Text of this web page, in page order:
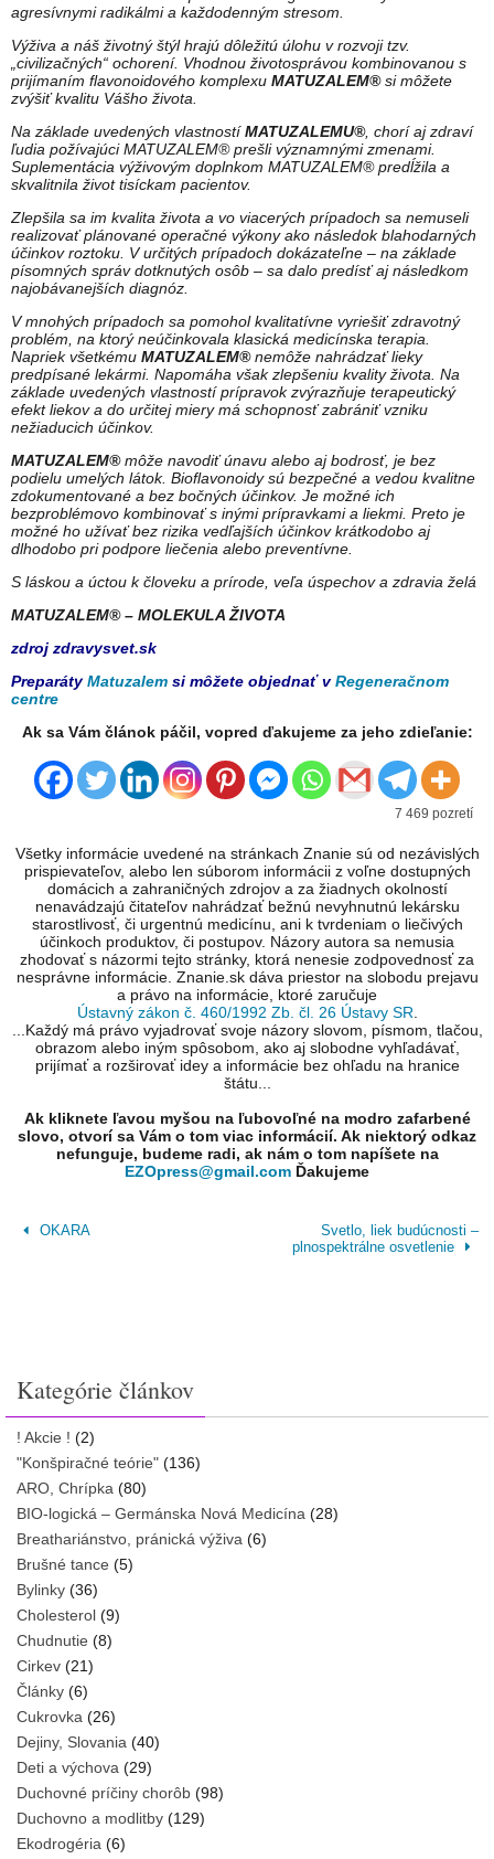
agresívnymi radikálmi a každodenným stresom.
Výživa a náš životný štýl hrajú dôležitú úlohu v rozvoji tzv.
„civilizačných“ ochorení. Vhodnou životosprávou kombinovanou s
prijímaním flavonoidového komplexu MATUZALEM®si môžete
zvýšiť kvalitu Vášho života.
Na základe uvedených vlastnostíMATUZALEMU®, chorí aj zdraví
ľudia požívajúci MATUZALEM® prešli významnými zmenami.
Suplementácia výživovým doplnkom MATUZALEM® predĺžila a
skvalitnila život tisíckam pacientov.
Zlepšila sa im kvalita života a vo viacerých prípadoch sa nemuseli
realizovať plánované operačné výkony ako následok blahodarných
účinkov roztoku. V určitých prípadoch dokázateľne – na základe
písomných správ dotknutých osôb – sa dalo predísť aj následkom
najobávanejších diagnóz.
V mnohých prípadoch sa pomohol kvalitatívne vyriešiť zdravotný
problém, na ktorý neúčinkovala klasická medicínska terapia.
Napriek všetkému MATUZALEM®nemôže nahrádzať lieky
predpísané lekármi. Napomáha však zlepšeniu kvality života. Na
základe uvedených vlastností prípravok zvýrazňuje terapeutický
efekt liekov a do určitej miery má schopnosť zabrániť vzniku
nežiaducich účinkov.
MATUZALEM®môže navodiť únavu alebo aj bodrosť, je bez
podielu umelých látok. Bioflavonoidy sú bezpečné a vedou kvalitne
zdokumentované a bez bočných účinkov. Je možné ich
bezproblémovo kombinovať s inými prípravkami a liekmi. Preto je
možné ho užívať bez rizika vedľajších účinkov krátkodobo aj
dlhodobo pri podpore liečenia alebo preventívne.
S láskou a úctou k človeku a prírode, veľa úspechov a zdravia želá
MATUZALEM® – MOLEKULA ŽIVOTA
zdroj zdravysvet.sk
PreparátyMatuzalem si môžete objednať vRegeneračnom
centre
Ak sa Vám článok páčil, vopred ďakujeme za jeho zdieľanie:
7 469 pozretí
Všetky informácie uvedené na stránkach Znanie sú od nezávislých
prispievateľov, alebo len súborom informácii z voľne dostupných
domácich a zahraničných zdrojov a za žiadnych okolností
nenavádzajú čitateľov nahrádzať bežnú nevyhnutnú lekársku
starostlivosť, či urgentnú medicínu, ani k tvrdeniam o liečivých
účinkoch produktov, či postupov. Názory autora sa nemusia
zhodovať s názormi tejto stránky, ktorá nenesie zodpovednosť za
nesprávne informácie. Znanie.sk dáva priestor na slobodu prejavu
a právo na informácie, ktoré zaručuje
Ústavný zákon č. 460/1992 Zb. čl. 26 Ústavy SR
...Každý má právo vyjadrovať svoje názory slovom, písmom, tlačou,
obrazom alebo iným spôsobom, ako aj slobodne vyhľadávať,
prijímať a rozširovať idey a informácie bez ohľadu na hranice
štátu...
Ak kliknete ľavou myšou na ľubovoľné na modro zafarbené
slovo, otvorí sa Vám o tom viac informácií. Ak niektorý odkaz
nefunguje, budeme radi, ak nám o tom napíšete na
EZOpress@gmail.com Ďakujeme
OKARA
Svetlo, liek budúcnosti –
plnospektrálne osvetlenie
Kategórie článkov
! Akcie ! (2)
"Konšpiračné teórie" (136)
ARO, Chrípka (80)
BIO-logická – Germánska Nová Medicína (28)
Breathariánstvo, pránická výživa (6)
Brušné tance (5)
Bylinky (36)
Cholesterol (9)
Chudnutie (8)
Cirkev (21)
Články (6)
Cukrovka (26)
Dejiny, Slovania (40)
Deti a výchova (29)
Duchovné príčiny chorôb (98)
Duchovno a modlitby (129)
Ekodrogéria (6)